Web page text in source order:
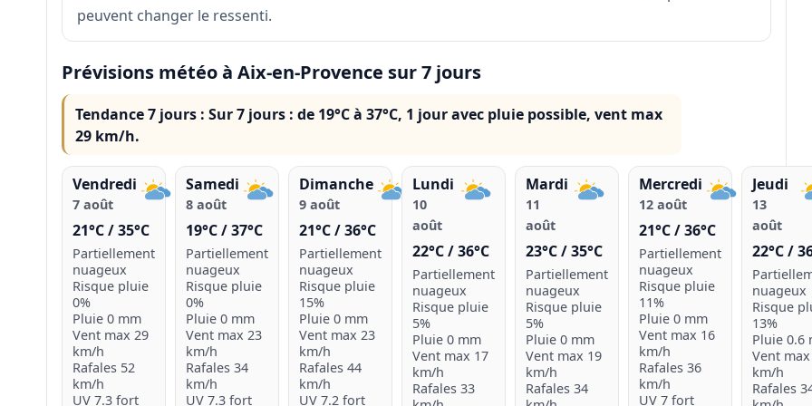
peuvent changer le ressenti.
Prévisions météo à Aix-en-Provence sur 7 jours
Tendance 7 jours : Sur 7 jours : de 19°C à 37°C, 1 jour avec pluie possible, vent max
29 km/h.
Vendredi
7 août
21°C / 35°C
Partiellement
nuageux
Risque pluie
0%
Pluie 0 mm
Vent max 29
km/h
Rafales 52
km/h
UV 7.3 fort
Samedi
8 août
19°C / 37°C
Partiellement
nuageux
Risque pluie
0%
Pluie 0 mm
Vent max 23
km/h
Rafales 34
km/h
UV 7.3 fort
Dimanche
9 août
21°C / 36°C
Partiellement
nuageux
Risque pluie
15%
Pluie 0 mm
Vent max 23
km/h
Rafales 44
km/h
UV 7.2 fort
Lundi
10
août
22°C / 36°C
Partiellement
nuageux
Risque pluie
5%
Pluie 0 mm
Vent max 17
km/h
Rafales 33
Mardi
11
août
23°C / 35°C
Partiellement
nuageux
Risque pluie
5%
Pluie 0 mm
Vent max 19
km/h
Rafales 34
Mercredi
12 août
21°C / 36°C
Partiellement
nuageux
Risque pluie
11%
Pluie 0 mm
Vent max 16
km/h
Rafales 36
km/h
UV 7 fort
Jeudi
13
août
22°C /
nuageux
Risque
13%
Pluie 0.6
Vent
km/h
Rafales